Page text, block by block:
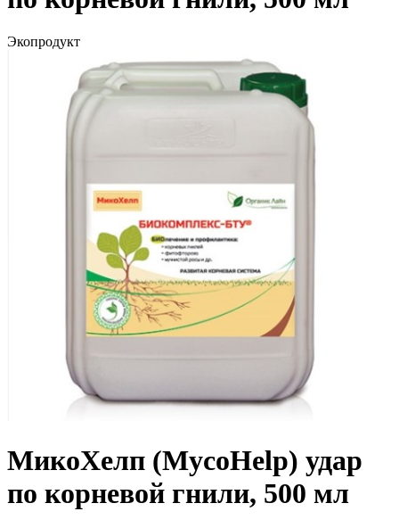
Экопродукт
МикоХелп (MycoHelp) удар
по корневой гнили, 500 мл